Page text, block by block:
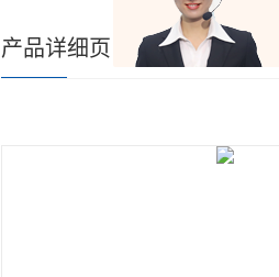
你的位置：
产品详细页